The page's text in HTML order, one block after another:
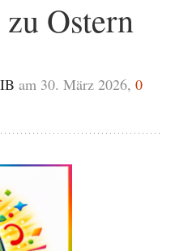
Ostern
am 30. März 2026, 0